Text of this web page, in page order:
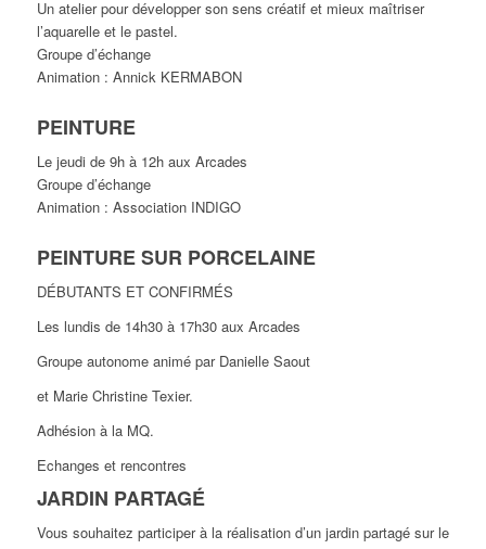
Un atelier pour développer son sens créatif et mieux maîtriser
l’aquarelle et le pastel.
Groupe d’échange
Animation : Annick KERMABON
PEINTURE
Le jeudi de 9h à 12h aux Arcades
Groupe d’échange
Animation : Association INDIGO
PEINTURE SUR PORCELAINE
DÉBUTANTS ET CONFIRMÉS
Les lundis de 14h30 à 17h30 aux Arcades
Groupe autonome animé par Danielle Saout
et Marie Christine Texier.
Adhésion à la MQ.
Echanges et rencontres
JARDIN PARTAGÉ
Vous souhaitez participer à la réalisation d’un jardin partagé sur le